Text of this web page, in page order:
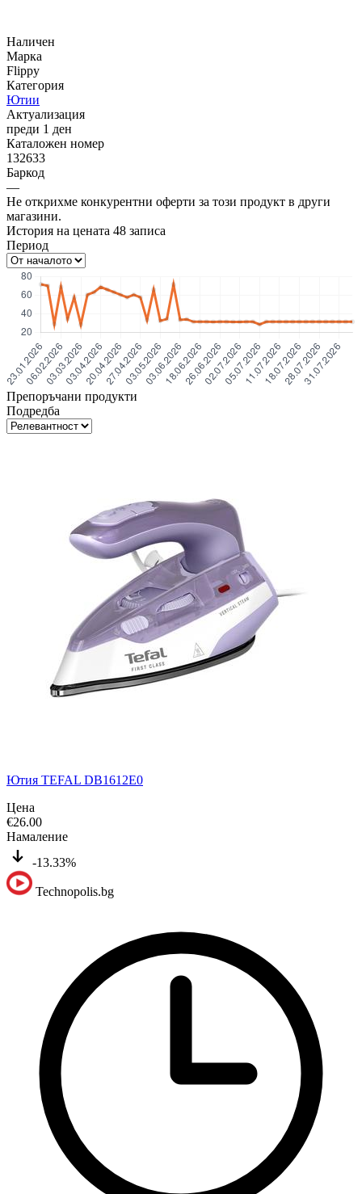
Наличен
Марка
Flippy
Категория
Ютии
Актуализация
преди 1 ден
Каталожен номер
132633
Баркод
—
Не открихме конкурентни оферти за този продукт в други
магазини.
История на цената 48 записа
Период
Препоръчани продукти
Подредба
Ютия TEFAL DB1612E0
Цена
€26.00
Намаление
-13.33%
Technopolis.bg